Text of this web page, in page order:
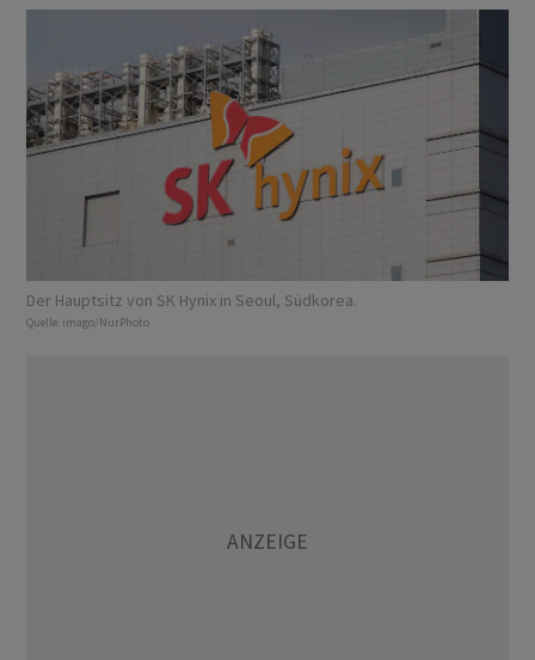
Der Hauptsitz von SK Hynix in Seoul, Südkorea.
Quelle: imago/NurPhoto